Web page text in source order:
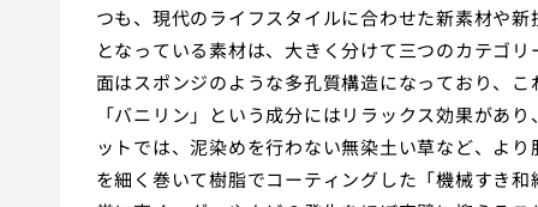
つも、現代のライフスタイルに合わせた新素材や
となっている素材は、大きく分けて三つのカテゴ
面はスポンジのような多孔質構造になっており、
「バニリン」という成分にはリラックス効果があ
ットでは、泥染めを行わない無染土い草など、よ
を細く巻いて樹脂でコーティングした「機械すき